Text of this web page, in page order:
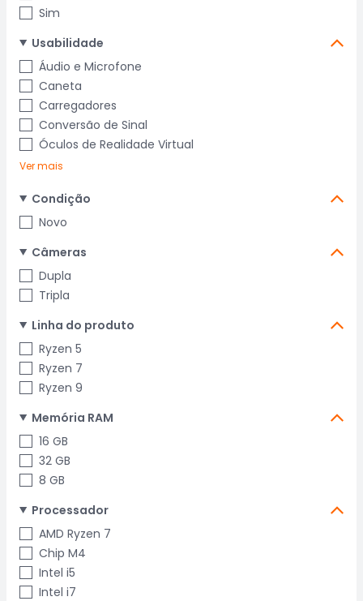
Sim
Usabilidade
Áudio e Microfone
Caneta
Carregadores
Conversão de Sinal
Óculos de Realidade Virtual
Ver mais
Condição
Novo
Câmeras
Dupla
Tripla
Linha do produto
Ryzen 5
Ryzen 7
Ryzen 9
Memória RAM
16 GB
32 GB
8 GB
Processador
AMD Ryzen 7
Chip M4
Intel i5
Intel i7